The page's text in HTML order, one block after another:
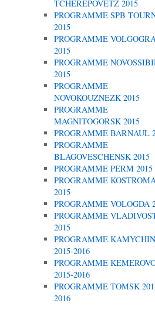
TCHEREPOVETZ 2015
PROGRAMME SPB
2015
PROGRAMME
2015
PROGRAMME
2015
PROGRAMME
NOVOKOUZNEZK 2015
PROGRAMME
MAGNITOGORSK 2015
PROGRAMME BARNAUL
PROGRAMME
BLAGOVESCHENSK 2015
PROGRAMME PERM 2015
PROGRAMME
2015
PROGRAMME VOLOGDA
PROGRAMME
2015
PROGRAMME KAMYCHIN
2015-2016
PROGRAMME
2015-2016
PROGRAMME TOMSK
2016